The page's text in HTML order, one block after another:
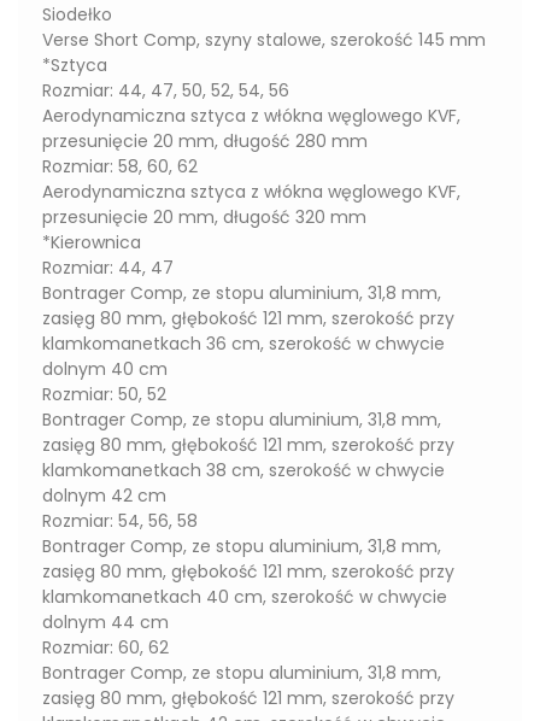
Siodełko
Verse Short Comp, szyny stalowe, szerokość 145 mm
*Sztyca
Rozmiar: 44, 47, 50, 52, 54, 56
Aerodynamiczna sztyca z włókna węglowego KVF,
przesunięcie 20 mm, długość 280 mm
Rozmiar: 58, 60, 62
Aerodynamiczna sztyca z włókna węglowego KVF,
przesunięcie 20 mm, długość 320 mm
*Kierownica
Rozmiar: 44, 47
Bontrager Comp, ze stopu aluminium, 31,8 mm,
zasięg 80 mm, głębokość 121 mm, szerokość przy
klamkomanetkach 36 cm, szerokość w chwycie
dolnym 40 cm
Rozmiar: 50, 52
Bontrager Comp, ze stopu aluminium, 31,8 mm,
zasięg 80 mm, głębokość 121 mm, szerokość przy
klamkomanetkach 38 cm, szerokość w chwycie
dolnym 42 cm
Rozmiar: 54, 56, 58
Bontrager Comp, ze stopu aluminium, 31,8 mm,
zasięg 80 mm, głębokość 121 mm, szerokość przy
klamkomanetkach 40 cm, szerokość w chwycie
dolnym 44 cm
Rozmiar: 60, 62
Bontrager Comp, ze stopu aluminium, 31,8 mm,
zasięg 80 mm, głębokość 121 mm, szerokość przy